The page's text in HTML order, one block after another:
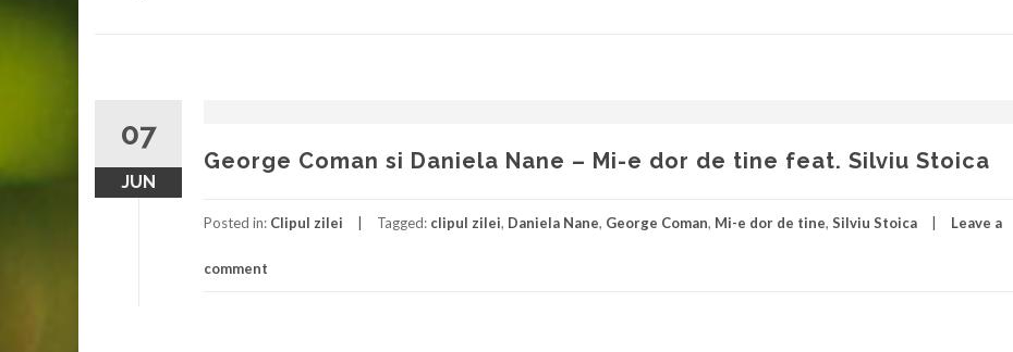
07
JUN
George Coman si Daniela Nane – Mi-e dor de tine feat. Silviu Stoica
Posted in: Clipul zilei Tagged: clipul zilei, Daniela Nane, George Coman, Mi-e dor de tine, Silviu Stoica Leave a
comment